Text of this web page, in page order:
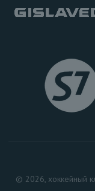
© 2026, хоккейный